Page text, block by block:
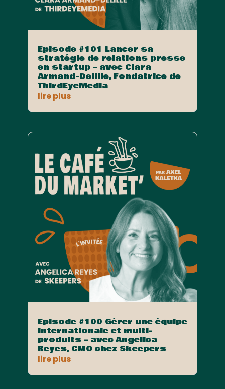
Episode #101 Lancer sa
stratégie de relations presse
en startup – avec Clara
Armand-Delille, Fondatrice de
ThirdEyeMedia
lire plus
Episode #100 Gérer une équipe
internationale et multi-
produits – avec Angelica
Reyes, CMO chez Skeepers
lire plus